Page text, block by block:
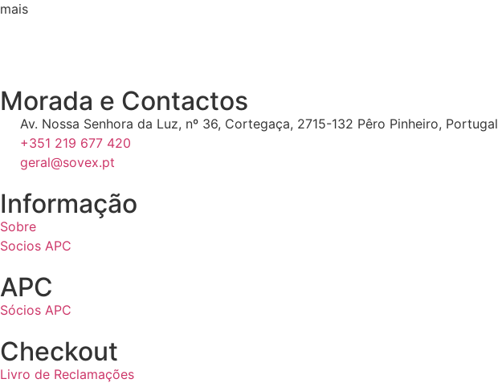
mais
Morada e Contactos
Av. Nossa Senhora da Luz, nº 36, Cortegaça, 2715-132 Pêro Pinheiro, Portugal
+351 219 677 420
geral@sovex.pt
Informação
Sobre
Socios APC
APC
Sócios APC
Checkout
Livro de Reclamações